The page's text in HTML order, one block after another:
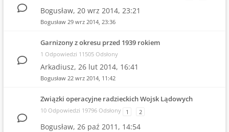
Bogusław, 20 wrz 2014, 23:21
Bogusław 29 wrz 2014, 23:36
Garnizony z okresu przed 1939 rokiem
1 Odpowiedzi 11505 Odsłony
Arkadiusz, 26 lut 2014, 16:41
Bogusław 22 wrz 2014, 11:42
Związki operacyjne radzieckich Wojsk Lądowych
10 Odpowiedzi 19796 Odsłony 1 2
Bogusław, 26 paź 2011, 14:54